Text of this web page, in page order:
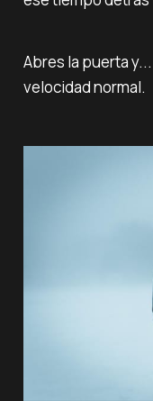
Abres la puerta
velocidad normal.